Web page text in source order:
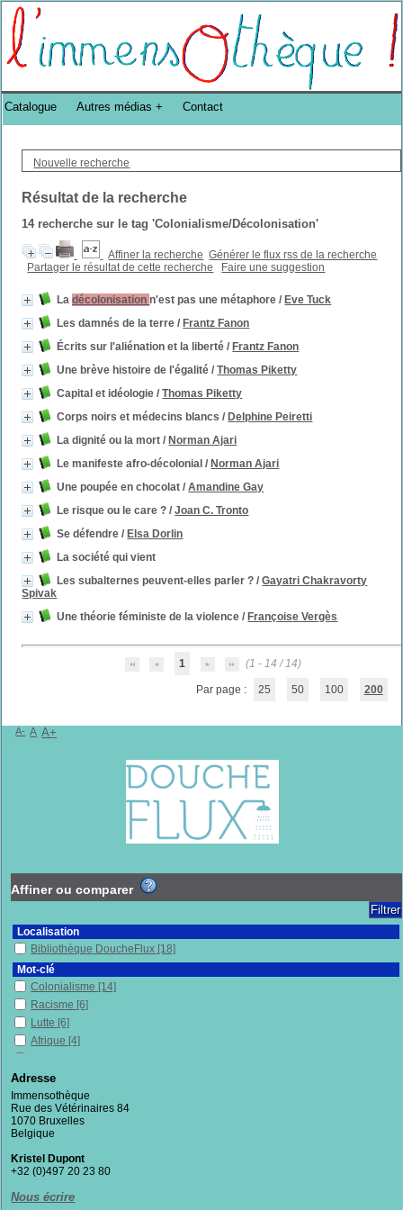
Bibliothèque DoucheFLUX Bibliotheek -->
Nouvelle recherche
Résultat de la recherche
14recherche sur le tag'Colonialisme/Décolonisation'
Affiner la recherche Générer le flux rss de la recherche
Partager le résultat de cette recherche
Faire une suggestion
Ladécolonisationn'est pas une métaphore / Eve Tuck
Les damnés de la terre / Frantz Fanon
Écrits sur l'aliénation et la liberté / Frantz Fanon
Une brève histoire de l'égalité /Thomas Piketty
Capital et idéologie /Thomas Piketty
Corps noirs et médecins blancs / Delphine Peiretti
La dignité ou la mort / Norman Ajari
Le manifeste afro-décolonial / Norman Ajari
Une poupée en chocolat /Amandine Gay
Le risque ou le care ? /Joan C. Tronto
Se défendre / Elsa Dorlin
La société qui vient
Les subalternes peuvent-elles parler ? /Gayatri Chakravorty
Spivak
Une théorie féministe de la violence / Françoise Vergès
1 (1 - 14 / 14)
Par page : 25 50 100 200
Catalogue Autres médias Contact
A- A A+
Affiner ou comparer
Localisation
Bibliothèque DoucheFlux [18]
Mot-clé
Colonialisme [14]
Racisme [6]
Lutte [6]
Afrique [4]
Capitalisme
Féminisme[4]
Femmes[4]
Domination
Propriété privée
Inégalités sociales
Adresse
Immensothèque
Rue des Vétérinaires 84
1070 Bruxelles
Belgique
Kristel Dupont
+32 (0)497 20 23 80
Nous écrire